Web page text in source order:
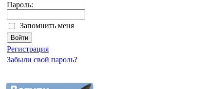
Пароль:
Запомнить меня
Регистрация
Забыли свой пароль?